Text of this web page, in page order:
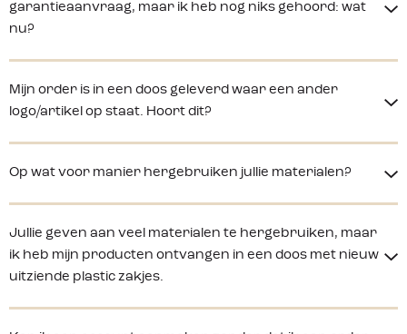
garantieaanvraag, maar ik heb nog niks gehoord: wat
nu?
Mijn order is in een doos geleverd waar een ander
logo/artikel op staat. Hoort dit?
Op wat voor manier hergebruiken jullie materialen?
Jullie geven aan veel materialen te hergebruiken, maar
ik heb mijn producten ontvangen in een doos met nieuw
uitziende plastic zakjes.